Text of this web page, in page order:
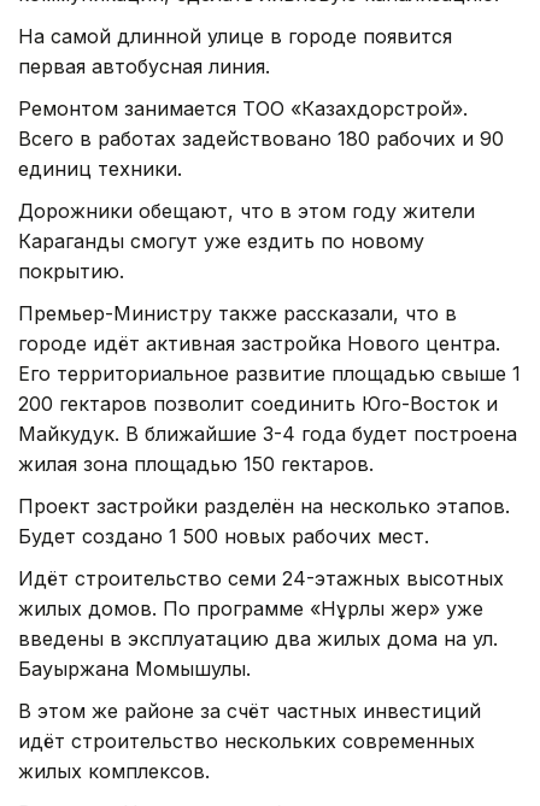
На самой длинной улице в городе появится
первая автобусная линия.
Ремонтом занимается ТОО «Казахдорстрой».
Всего в работах задействовано 180 рабочих и 90
единиц техники.
Дорожники обещают, что в этом году жители
Караганды смогут уже ездить по новому
покрытию.
Премьер-Министру также рассказали, что в
городе идёт активная застройка Нового центра.
Его территориальное развитие площадью свыше 1
200 гектаров позволит соединить Юго-Восток и
Майкудук. В ближайшие 3-4 года будет построена
жилая зона площадью 150 гектаров.
Проект застройки разделён на несколько этапов.
Будет создано 1 500 новых рабочих мест.
Идёт строительство семи 24-этажных высотных
жилых домов. По программе «Нұрлы жер» уже
введены в эксплуатацию два жилых дома на ул.
Бауыржана Момышулы.
В этом же районе за счёт частных инвестиций
идёт строительство нескольких современных
жилых комплексов.